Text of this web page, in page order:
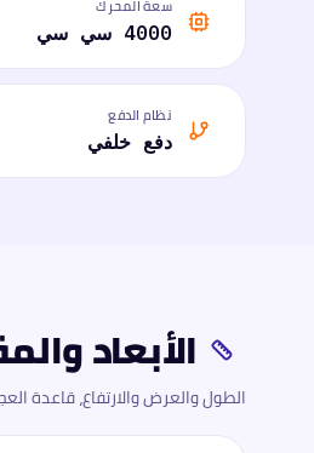
سعة المحرك
4000 سي سي
نظام الدفع
دفع خلفي
الأبعاد
الطول والعرض والارتفاع، قاعدة